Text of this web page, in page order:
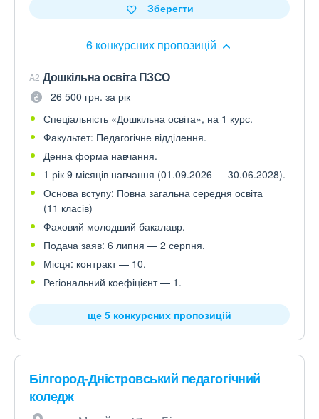
6 конкурсних пропозицій
Зберегти
A2 Дошкільна освіта ПЗСО
26 500 грн. за рік
Спеціальність «Дошкільна освіта», на 1 курс.
Факультет: Педагогічне відділення.
Денна форма навчання.
1 рік 9 місяців навчання (01.09.2026 — 30.06.2028).
Основа вступу: Повна загальна середня освіта
(11 класів)
Фаховий молодший бакалавр.
Подача заяв: 6 липня — 2 серпня.
Місця: контракт — 10.
Регіональний коефіцієнт — 1.
ще 5 конкурсних пропозицій
Білгород-Дністровський педагогічний
коледж